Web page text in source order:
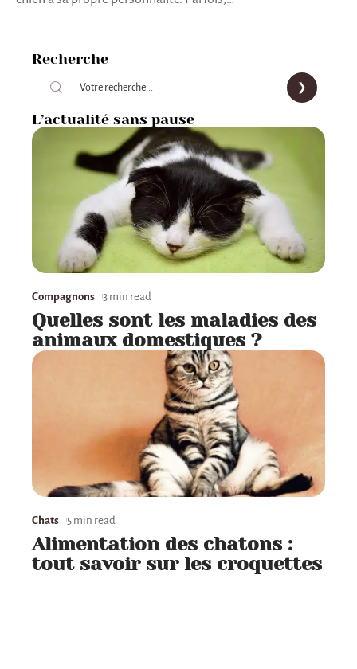
Recherche
L’actualité sans pause
Compagnons 3 min read
Quelles sont les maladies des
animaux domestiques ?
Chats 5 min read
Alimentation des chatons :
tout savoir sur les croquettes